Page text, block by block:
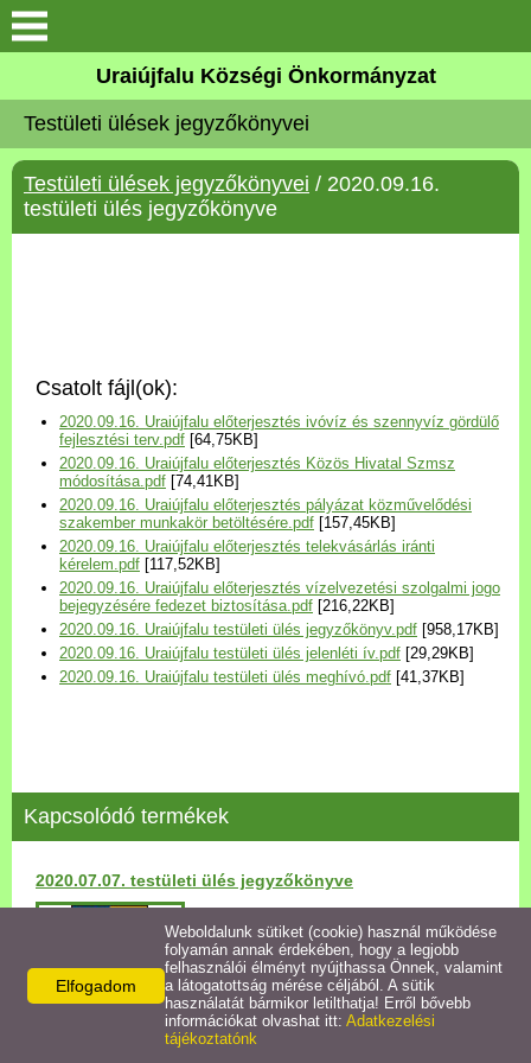
Köszöntő
Elérhetőségek
Uraiújfalu
Választási információk
Versenyképes Járások
Program
Települési Arculati
Kézikönyv
Hírek
Egyéb intézmények
Egyéb szolgáltatások
Egészségügyi ellátás
Uraiújfalu Sportegyesület
Uraiújfalu Községi Önkormányzat
Testületi ülések jegyzőkönyvei
Testületi ülések jegyzőkönyvei / 2020.09.16.
testületi ülés jegyzőkönyve
Csatolt fájl(ok):
2020.09.16. Uraiújfalu előterjesztés ivóvíz és szennyvíz gördülő
fejlesztési terv.pdf [64,75KB]
2020.09.16. Uraiújfalu előterjesztés Közös Hivatal Szmsz
módosítása.pdf [74,41KB]
2020.09.16. Uraiújfalu előterjesztés pályázat közművelődési
szakember munkakör betöltésére.pdf [157,45KB]
2020.09.16. Uraiújfalu előterjesztés telekvásárlás iránti
kérelem.pdf [117,52KB]
2020.09.16. Uraiújfalu előterjesztés vízelvezetési szolgalmi jogo
bejegyzésére fedezet biztosítása.pdf [216,22KB]
2020.09.16. Uraiújfalu testületi ülés jegyzőkönyv.pdf [958,17KB]
2020.09.16. Uraiújfalu testületi ülés jelenléti ív.pdf [29,29KB]
2020.09.16. Uraiújfalu testületi ülés meghívó.pdf [41,37KB]
Kapcsolódó termékek
2020.07.07. testületi ülés jegyzőkönyve
Részletek
Elfogadom
Weboldalunk sütiket (cookie) használ működése
folyamán annak érdekében, hogy a legjobb
felhasználói élményt nyújthassa Önnek, valamint
a látogatottság mérése céljából. A sütik
használatát bármikor letilthatja! Erről bővebb
információkat olvashat itt: Adatkezelési
tájékoztatónk